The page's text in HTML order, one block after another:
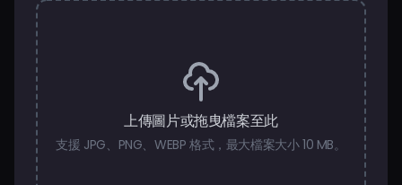
登入
上傳圖片或拖曳檔案至此
支援 JPG、PNG、WEBP 格式，最大檔案大小 10 MB。